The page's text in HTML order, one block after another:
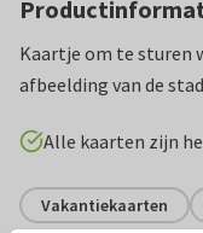
Kaartje om te sturen
afbeelding van de
Alle kaarten zijn
Vakantiekaarten